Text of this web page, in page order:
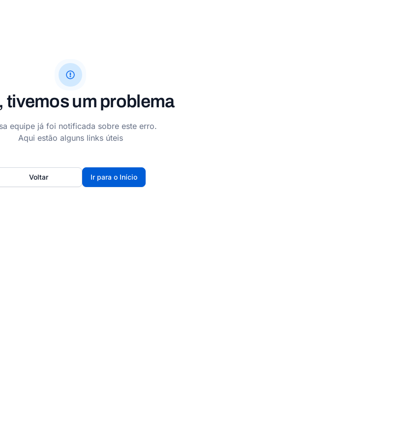
tivemos um problema
equipe já foi notificada sobre este erro.
Aqui estão alguns links úteis
Ir para o Início
Voltar